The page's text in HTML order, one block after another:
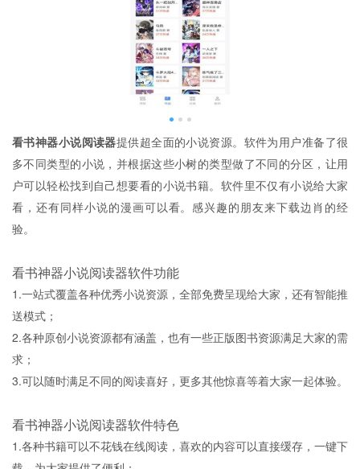
看书神器小说阅读器提供超全面的小说资源。软件为用户准备了很
多不同类型的小说，并根据这些小树的类型做了不同的分区，让用
户可以轻松找到自己想要看的小说书籍。软件里不仅有小说给大家
看，还有同样小说的漫画可以看。感兴趣的朋友来下载边肖的经
验。
看书神器小说阅读器软件功能
1.一站式覆盖各种优秀小说资源，全部免费呈现给大家，还有智能推
送模式；
2.各种原创小说资源都有涵盖，也有一些正版图书资源满足大家的需
求；
3.可以随时满足不同的阅读喜好，更多其他惊喜等着大家一起体验。
看书神器小说阅读器软件特色
1.各种书籍可以不花钱在线阅读，喜欢的内容可以直接缓存，一键下